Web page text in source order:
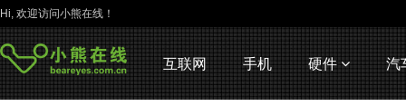
Hi, 欢迎访问小熊在线！
互联网 手机 硬件 汽